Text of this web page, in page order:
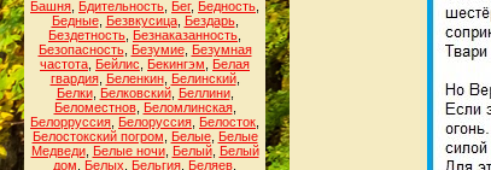
Башня Бдительность Бег, Бедность
Бедные, Безвкусица, Бездарь,
Бездетность Безнаказанность
Безопасность, Безумие, Безумная
частота Бейлис Бекингэм
Белая
гвардия, Беленкин, Белинский,
Белки, Белковский, Беллини,
Беломестнов, Беломлинская,
Белорруссия Белоруссия Белосток
Белостокский погром
Белые, Белые
Медведи, Белые ночи, Белый, Белый
дом
Белых Бельгия Беляев